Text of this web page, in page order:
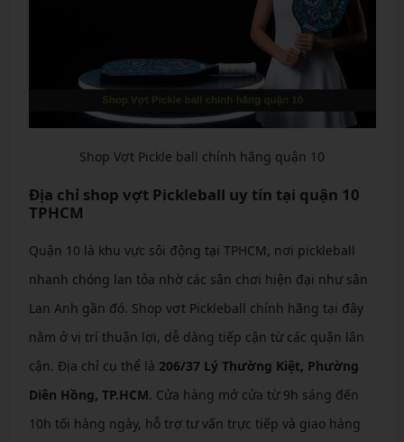
Shop Vợt Pickle ball chính hãng quận 10
Địa chỉ shop vợt Pickleball uy tín tại quận 10
TPHCM
Quận 10 là khu vực sôi động tại TPHCM, nơi pickleball
nhanh chóng lan tỏa nhờ các sân chơi hiện đại như sân
Lan Anh gần đó. Shop vợt Pickleball chính hãng tại đây
nằm ở vị trí thuận lợi, dễ dàng tiếp cận từ các quận lân
cận. Địa chỉ cụ thể là 206/37 Lý Thường Kiệt, Phường
Diên Hồng, TP.HCM. Cửa hàng mở cửa từ 9h sáng đến
10h tối hàng ngày, hỗ trợ tư vấn trực tiếp và giao hàng